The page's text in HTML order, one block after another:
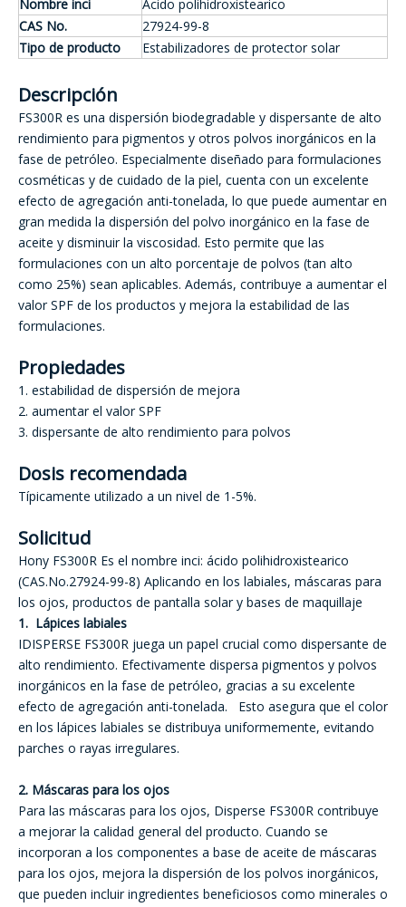
Nombre inci
Ácido polihidroxistearico
CAS No.
27924-99-8
Tipo de producto
Estabilizadores de protector solar
Descripción
FS300R es una dispersión biodegradable y dispersante de alto
rendimiento para pigmentos y otros polvos inorgánicos en la
fase de petróleo. Especialmente diseñado para formulaciones
cosméticas y de cuidado de la piel, cuenta con un excelente
efecto de agregación anti-tonelada, lo que puede aumentar en
gran medida la dispersión del polvo inorgánico en la fase de
aceite y disminuir la viscosidad. Esto permite que las
formulaciones con un alto porcentaje de polvos (tan alto
como 25%) sean aplicables. Además, contribuye a aumentar el
valor SPF de los productos y mejora la estabilidad de las
formulaciones.
Propiedades
1. estabilidad de dispersión de mejora
2. aumentar el valor SPF
3. dispersante de alto rendimiento para polvos
Dosis recomendada
Típicamente utilizado a un nivel de 1-5%.
Solicitud
Hony FS300R Es el nombre inci: ácido polihidroxistearico
(CAS.No.27924-99-8) Aplicando en los labiales, máscaras para
los ojos, productos de pantalla solar y bases de maquillaje
1. Lápices labiales
IDISPERSE FS300R juega un papel crucial como dispersante de
alto rendimiento. Efectivamente dispersa pigmentos y polvos
inorgánicos en la fase de petróleo, gracias a su excelente
efecto de agregación anti-tonelada. Esto asegura que el color
en los lápices labiales se distribuya uniformemente, evitando
parches o rayas irregulares.
2. Máscaras para los ojos
Para las máscaras para los ojos, Disperse FS300R contribuye
a mejorar la calidad general del producto. Cuando se
incorporan a los componentes a base de aceite de máscaras
para los ojos, mejora la dispersión de los polvos inorgánicos,
que pueden incluir ingredientes beneficiosos como minerales o